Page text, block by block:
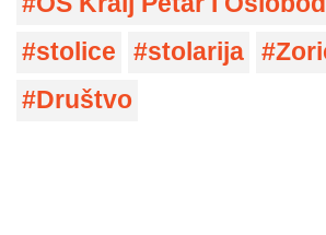
stolice
stolarija
Društvo